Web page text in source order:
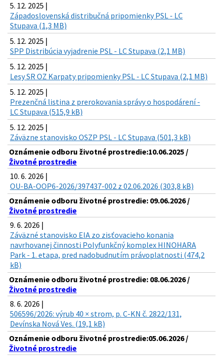
5. 12. 2025 |
Západoslovenská distribučná pripomienky PSL - LC
Stupava (1,3 MB)
5. 12. 2025 |
SPP Distribúcia vyjadrenie PSL - LC Stupava (2,1 MB)
5. 12. 2025 |
Lesy SR OZ Karpaty pripomienky PSL - LC Stupava (2,1 MB)
5. 12. 2025 |
Prezenčná listina z prerokovania správy o hospodárení -
LC Stupava (515,9 kB)
5. 12. 2025 |
Záväzne stanovisko OSZP PSL - LC Stupava (501,3 kB)
Oznámenie odboru životné prostredie:10.06.2025 /
Životné prostredie
10. 6. 2026 |
OU-BA-OOP6-2026/397437-002 z 02.06.2026 (303,8 kB)
Oznámenie odboru životné prostredie: 09.06.2026 /
Životné prostredie
9. 6. 2026 |
Záväzné stanovisko EIA zo zisťovacieho konania
navrhovanej činnosti Polyfunkčný komplex HINOHARA
Park - 1. etapa, pred nadobudnutím právoplatnosti (474,2
kB)
Oznámenie odboru životné prostredie: 08.06.2026 /
Životné prostredie
8. 6. 2026 |
506596/2026: výrub 40 × strom, p. C-KN č. 2822/131,
Devínska Nová Ves. (19,1 kB)
Oznámenie odboru životné prostredie:05.06.2026 /
Životné prostredie